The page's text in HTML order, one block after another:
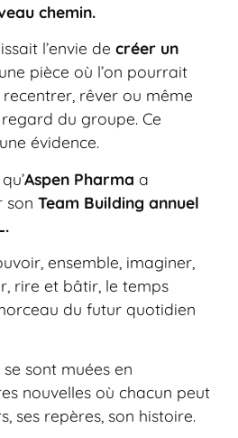
chemin.
l’envie de créer un
pièce où l’on pourrait
recentrer, rêver ou même
du groupe. Ce
évidence.
Aspen Pharma a
son Team Building annuel
ensemble, imaginer,
rire et bâtir, le temps
du futur quotidien
sont muées en
nouvelles où chacun peut
ses repères, son histoire.